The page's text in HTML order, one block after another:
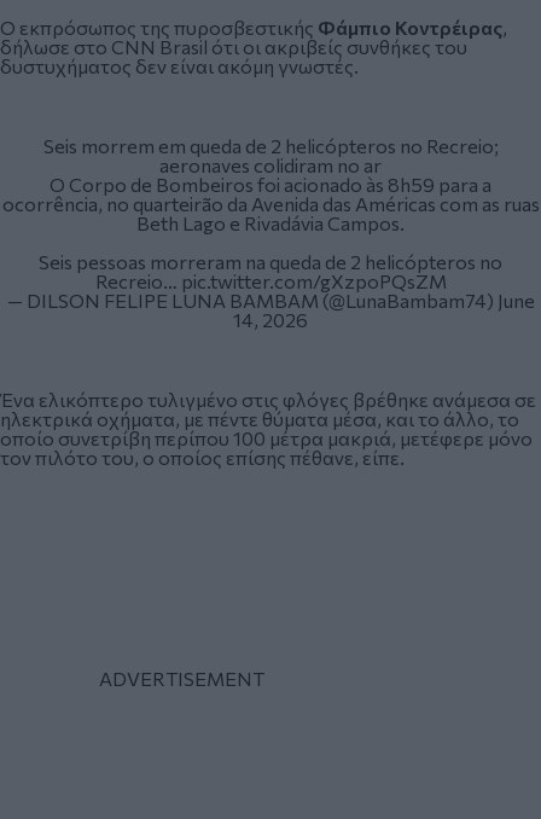
Ο εκπρόσωπος της πυροσβεστικής Φάμπιο Κοντρέιρας,
δήλωσε στο CNN Brasil ότι οι ακριβείς συνθήκες του
δυστυχήματος δεν είναι ακόμη γνωστές.
Seis morrem em queda de 2 helicópteros no Recreio;
aeronaves colidiram no ar
O Corpo de Bombeiros foi acionado às 8h59 para a
ocorrência, no quarteirão da Avenida das Américas com as ruas
Beth Lago e Rivadávia Campos.
Seis pessoas morreram na queda de 2 helicópteros no
Recreio… pic.twitter.com/gXzpoPQsZM
— DILSON FELIPE LUNA BAMBAM (@LunaBambam74) June
14, 2026
Ένα ελικόπτερο τυλιγμένο στις φλόγες βρέθηκε ανάμεσα σε
ηλεκτρικά οχήματα, με πέντε θύματα μέσα, και το άλλο, το
οποίο συνετρίβη περίπου 100 μέτρα μακριά, μετέφερε μόνο
τον πιλότο του, ο οποίος επίσης πέθανε, είπε.